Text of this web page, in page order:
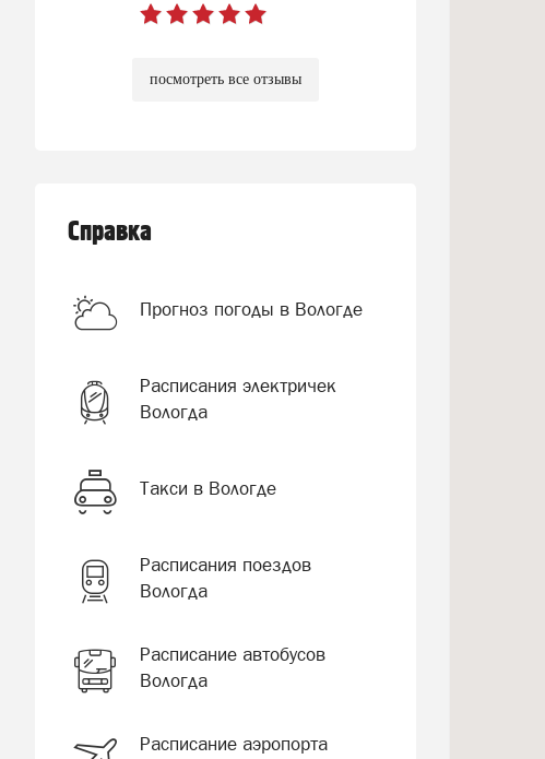
посмотреть все отзывы
Справка
Прогноз погоды в Вологде
Расписания электричек
Вологда
Такси в Вологде
Расписания поездов
Вологда
Расписание автобусов
Вологда
Расписание аэропорта